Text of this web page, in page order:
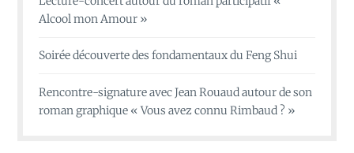
Alcool mon Amour »
Soirée découverte des fondamentaux du Feng Shui
Rencontre-signature avec Jean Rouaud autour de son
roman graphique « Vous avez connu Rimbaud ? »